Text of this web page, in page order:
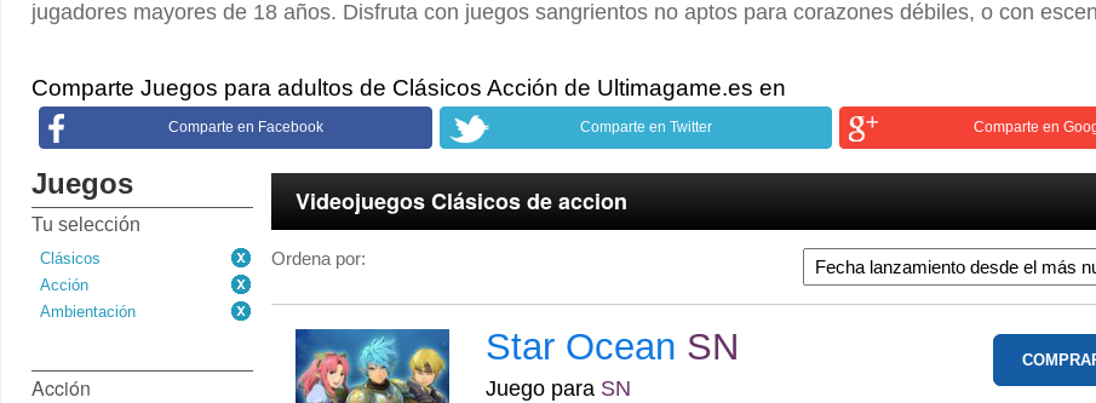
jugadores mayores de 18 años. Disfruta con juegos sangrientos no aptos para corazones débiles, o con
Comparte Juegos para adultos de Clásicos Acción de Ultimagame.es en
Comparte en Facebook Comparte en Twitter Comparte en
Juegos
Tu selección
Clásicos
Acción
Ambientación
Acción
Videojuegos Clásicos de accion
Ordena por:
Star Ocean SN
Juego para SN